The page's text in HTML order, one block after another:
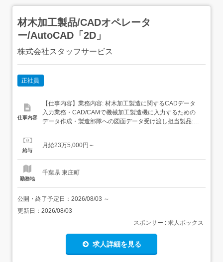
材木加工製品/CADオペレータ
ー/AutoCAD「2D」
株式会社スタッフサービス
正社員
仕事内容
【仕事内容】業務内容: 材木加工製造に関するCADデータ
入力業務・CAD/CAMで機械加工製造機に入力するための
データ作成・製造部隊への図面データ受け渡し担当製品:材
木加工製品職種:[土木・建築系] CADオペレーション・トレ
のある方を歓迎します! CAD経験者。活かせる経験
給与
月給23万5,000円～
勤務地
千葉県 東庄町
公開・終了予定日： 2026/08/03 ～
更新日： 2026/08/03
スポンサー : 求人ボックス
求人詳細を見る